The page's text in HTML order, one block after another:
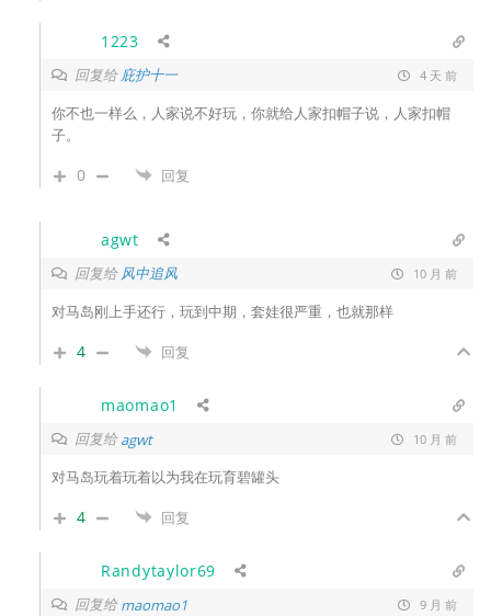
1223
回复给庇护十一 4 天 前
你不也一样么，人家说不好玩，你就给人家扣帽子说，人家扣帽
子。
0 回复
agwt
回复给风中追风 10 月 前
对马岛刚上手还行，玩到中期，套娃很严重，也就那样
4 回复
maomao1
回复给agwt 10 月 前
对马岛玩着玩着以为我在玩育碧罐头
4 回复
Randytaylor69
回复给maomao1 9 月 前